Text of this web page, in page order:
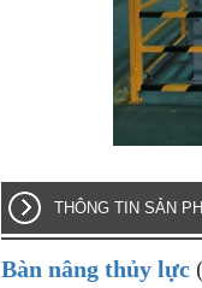
THÔNG TIN SẢN
Bàn nâng thủy lực